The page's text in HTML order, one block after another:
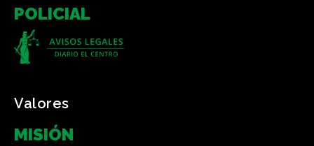
POLICIAL
Valores
MISIÓN